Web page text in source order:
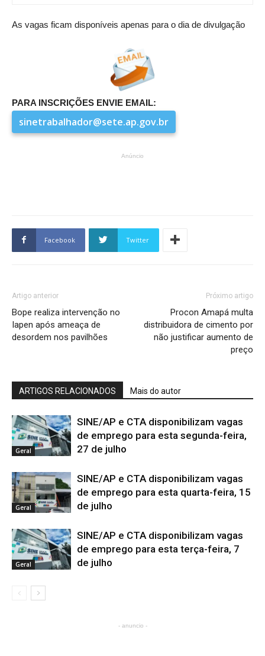
As vagas ficam disponíveis apenas para o dia de divulgação
PARA INSCRIÇÕES ENVIE EMAIL:
sinetrabalhador@sete.ap.gov.br
Anúncio
Facebook Twitter
Artigo anterior
Bope realiza intervenção no
Iapen após ameaça de
desordem nos pavilhões
Próximo artigo
Procon Amapá multa
distribuidora de cimento por
não justificar aumento de
preço
ARTIGOS RELACIONADOS Mais do autor
Geral
SINE/AP e CTA disponibilizam vagas
de emprego para esta segunda-feira,
27 de julho
Geral
SINE/AP e CTA disponibilizam vagas
de emprego para esta quarta-feira, 15
de julho
Geral
SINE/AP e CTA disponibilizam vagas
de emprego para esta terça-feira, 7
de julho
- anuncio -